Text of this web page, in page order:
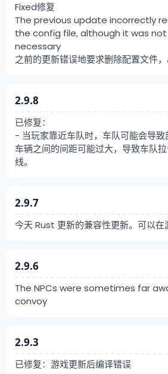
Fixed修复
The previous update incorrectly
the config file, although it was
necessary
之前的更新错误地要求删除配置文件
2.9.8
已修复：
- 当玩家靠近车队时，车队可能会导致
车辆之间的间距可能过大，导致车队
线。
2.9.7
今天 Rust 更新的兼容性更新。可以在
2.9.6
The NPCs were sometimes far
convoy
2.9.3
已修复：游戏更新后编译错误